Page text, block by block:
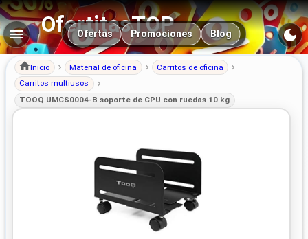
OfertitasTOP
Navegación principal
Ofertas Promociones Blog
Inicio Material de oficina
Carritos de oficina
Carritos multiusos
TOOQ UMCS0004-B soporte de CPU con ruedas 10 kg